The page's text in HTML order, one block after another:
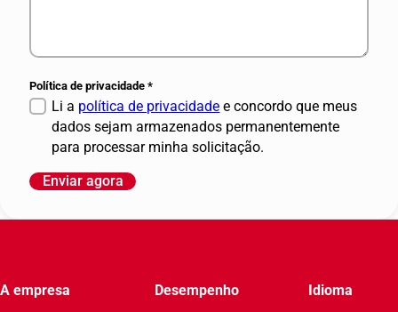
Política de privacidade*
Li a política de privacidade e concordo que meus
dados sejam armazenados permanentemente
para processar minha solicitação.
Enviar agora
l
n
A empresa Desempenho Idioma